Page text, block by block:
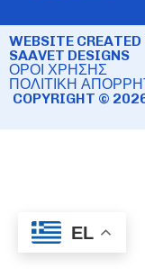
WEBSITE CREATED
SAAVET DESIGNS
ΟΡΟΙ ΧΡΗΣΗΣ
ΠΟΛΙΤΙΚΗ
COPYRIGHT ©
EL